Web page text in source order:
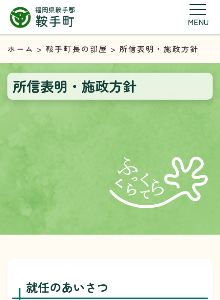
MENU
ホーム > 鞍手町長の部屋 > 所信表明・施政方針
所信表明・施政方針
就任のあいさつ